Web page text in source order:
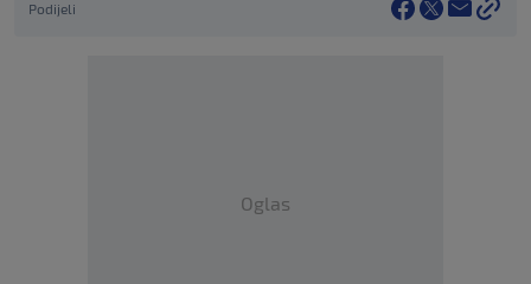
Podijeli
Oglas